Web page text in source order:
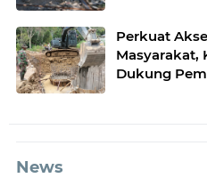
Perkuat
Masyarakat,
Dukung
News